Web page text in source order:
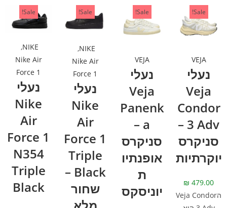
Sale!
VEJA
נעלי
Veja
Condor
3 Adv –
סניקרס
יוקרתיות
₪ 479.00
הVeja Condor
Sale!
VEJA
נעלי
Veja
Panenk
a –
סניקרס
אופנתיו
ת
יוניסקס
Sale!
NIKE
,
Nike Air
Force 1
נעלי
Nike
Air
Force 1
Triple
Black –
שחור
Sale!
NIKE
,
Nike Air
Force 1
נעלי
Nike
Air
Force 1
N354
Triple
Black